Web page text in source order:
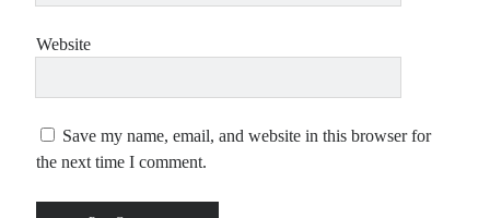
Website
Save my name, email, and website in this browser for
the next time I comment.